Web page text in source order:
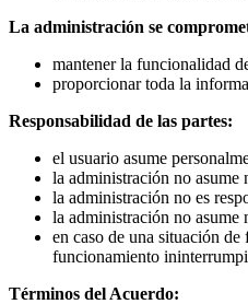
La administración se
mantener la funcionalidad
proporcionar toda la
Responsabilidad de las partes:
el usuario asume
la administración no asume
la administración no es
la administración no asume
en caso de una situación
funcionamiento
Términos del Acuerdo: